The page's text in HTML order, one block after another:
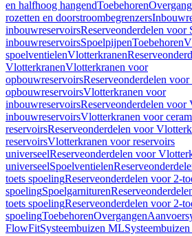
en halfhoog hangendToebehoren
rozetten en doorstroombegrenzers
inbouwreservoirsReserveonderdelen voor
inbouwreservoirsSpoelpijpenToebehoren
spoelventielenVlotterkranen
VlotterkranenVlotterkranen voor
opbouwreservoirsReserveonderdelen
opbouwreservoirsVlotterkranen voor
inbouwreservoirsReserveonderdelen
inbouwreservoirsVlotterkranen voor
reservoirsReserveonderdelen voor
reservoirsVlotterkranen voor reservoirs
universeelReserveonderdelen voor
universeelSpoelventielen
toets spoelingReserveonderdelen voor 2-
spoelingSpoelgarnituren
toets spoelingReserveonderdelen voor 2-
spoelingToebehorenOvergangen
FlowFitSysteembuizen ML